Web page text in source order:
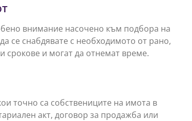
внимание насочено към подбора на
се снабдявате с необходимото от рано,
срокове и могат да отнемат време.
точно са собствениците на имота в
акт, договор за продажба или